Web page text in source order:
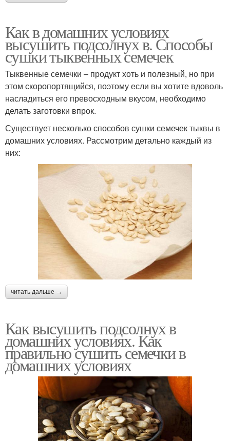
Как в домашних условиях
высушить подсолнух в. Способы
сушки тыквенных семечек
Тыквенные семечки – продукт хоть и полезный, но при
этом скоропортящийся, поэтому если вы хотите вдоволь
насладиться его превосходным вкусом, необходимо
делать заготовки впрок.
Существует несколько способов сушки семечек тыквы в
домашних условиях. Рассмотрим детально каждый из
них:
читать дальше →
Как высушить подсолнух в
домашних условиях. Как
правильно сушить семечки в
домашних условиях